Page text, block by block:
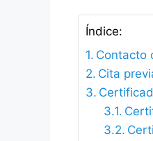
Índice:
Contacto
Cita